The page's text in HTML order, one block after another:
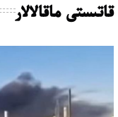
قاتىستى ماقالالار